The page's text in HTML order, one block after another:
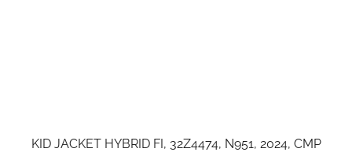
KID JACKET HYBRID FI, 32Z4474, N951, 2024, CMP